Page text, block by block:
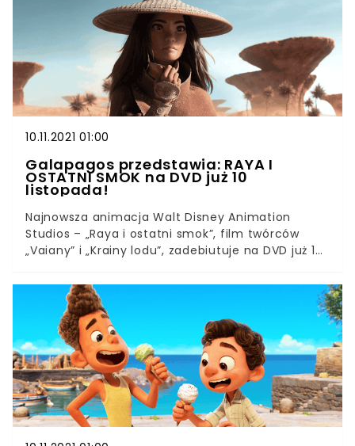
10.11.2021 01:00
Galapagos przedstawia: RAYA I
OSTATNI SMOK na DVD już 10
listopada!
Najnowsza animacja Walt Disney Animation
Studios – „Raya i ostatni smok”, film twórców
„Vaiany” i „Krainy lodu”, zadebiutuje na DVD już 10
w ekscytującą, epicką podróż do fantastycznego
świata Kumandry, w którym dawno, dawno temu
ludzie i smoki żyli razem w harmonii. Kiedy jednak
niezwykłej krainie groziła zagłada ze strony złych
Druunów, smoki się poświęciły, by ocalić ludzkość.
Pięćset lat później złe siły powróciły i znów stały
się zagrożeniem dla Kumandry. Aby ocalić swój
kraj i zjednoczyć naród, samotna wojowniczka
Raya musi wytropić legendarnego ostatniego